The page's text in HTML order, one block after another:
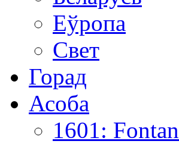
Еўропа
Свет
Горад
Асоба
1601: